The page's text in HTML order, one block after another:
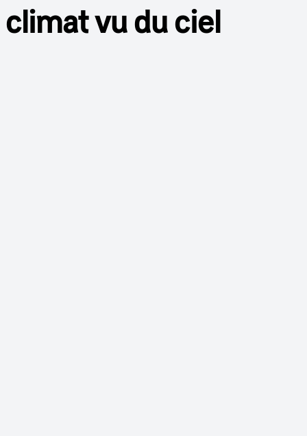
climat vu du ciel